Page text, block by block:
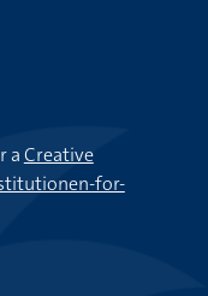
aCreative
for-